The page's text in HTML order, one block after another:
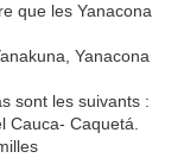
que les Yanacona
Yanacona
sont les suivants :
Cauca- Caquetá.